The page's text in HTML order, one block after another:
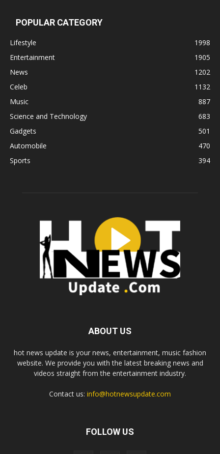
POPULAR CATEGORY
Lifestyle
1998
Entertainment
1905
News
1202
Celeb
1132
Music
887
Science and Technology
683
Gadgets
501
Automobile
470
Sports
394
ABOUT US
hot news update is your news, entertainment, music fashion
website. We provide you with the latest breaking news and
videos straight from the entertainment industry.
Contact us: info@hotnewsupdate.com
FOLLOW US